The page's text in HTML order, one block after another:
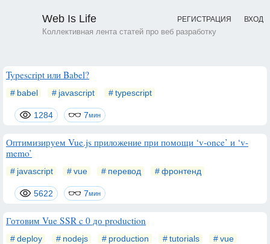
Web Is Life
Коллективная лента статей про веб разработку
РЕГИСТРАЦИЯ ВХОД
Typescript или Babel?
babel javascript typescript
1284 7мин
Оптимизируем Vue.js приложение при помощи ‘v-once’ и ‘v-
memo’
javascript vue перевод фронтенд
5622 7мин
Готовим Vue SSR c 0 до production
deploy nodejs production tutorials
vue